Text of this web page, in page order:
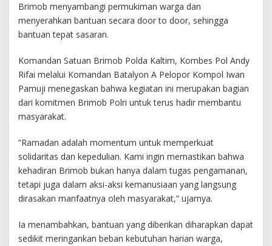
Brimob menyambangi permukiman warga dan
menyerahkan bantuan secara door to door, sehingga
bantuan tepat sasaran.
Komandan Satuan Brimob Polda Kaltim, Kombes Pol Andy
Rifai melalui Komandan Batalyon A Pelopor Kompol Iwan
Pamuji menegaskan bahwa kegiatan ini merupakan bagian
dari komitmen Brimob Polri untuk terus hadir membantu
masyarakat.
“Ramadan adalah momentum untuk memperkuat
solidaritas dan kepedulian. Kami ingin memastikan bahwa
kehadiran Brimob bukan hanya dalam tugas pengamanan,
tetapi juga dalam aksi-aksi kemanusiaan yang langsung
dirasakan manfaatnya oleh masyarakat,” ujarnya.
Ia menambahkan, bantuan yang diberikan diharapkan dapat
sedikit meringankan beban kebutuhan harian warga,